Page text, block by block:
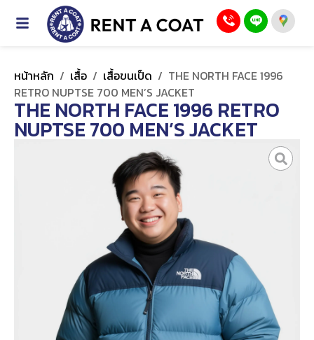
หน้าหลัก / เสื้อ / เสื้อขนเป็ด / THE NORTH FACE 1996
RETRO NUPTSE 700 MEN’S JACKET
THE NORTH FACE 1996 RETRO
NUPTSE 700 MEN’S JACKET